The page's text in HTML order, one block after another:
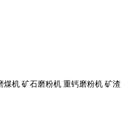
机 矿石磨粉机 重钙磨粉机 矿渣